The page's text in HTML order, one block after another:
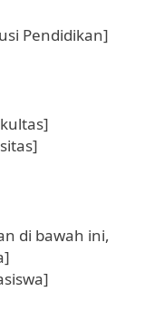
Pendidikan]
di bawah ini,